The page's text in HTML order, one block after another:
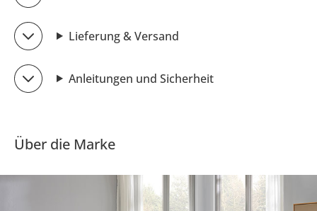
Lieferung & Versand
Anleitungen und Sicherheit
Über die Marke